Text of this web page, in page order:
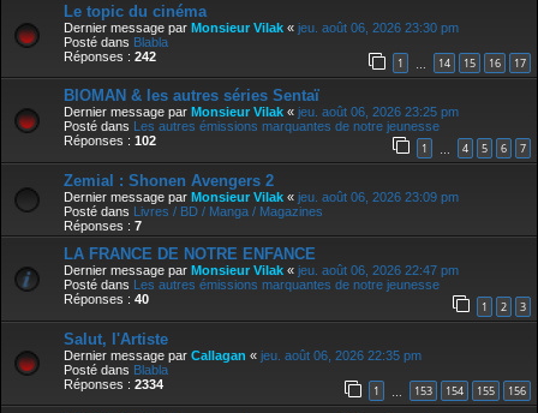
Le topic du cinéma
Dernier message par Monsieur Vilak « jeu. août 06, 2026 23:30 pm
Posté dans Blabla
Réponses : 242 1 14 15 16 17
BIOMAN & les autres séries Sentaï
Dernier message par Monsieur Vilak « jeu. août 06, 2026 23:25 pm
Posté dans Les autres émissions marquantes de notre jeunesse
Réponses : 102 1 4 5 6 7
Zemial : Shonen Avengers 2
Dernier message par Monsieur Vilak « jeu. août 06, 2026 23:09 pm
Posté dans Livres / BD / Manga / Magazines
Réponses : 7
LA FRANCE DE NOTRE ENFANCE
Dernier message par Monsieur Vilak « jeu. août 06, 2026 22:47 pm
Posté dans Les autres émissions marquantes de notre jeunesse
Réponses : 40 1 2 3
Salut, l'Artiste
Dernier message par Callagan « jeu. août 06, 2026 22:35 pm
Posté dans Blabla
Réponses : 2334 1 153 154 155 156